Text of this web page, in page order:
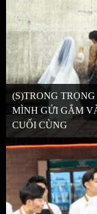
(S)TRONG
MÌNH GỬI GẮM
CUỐI CÙNG